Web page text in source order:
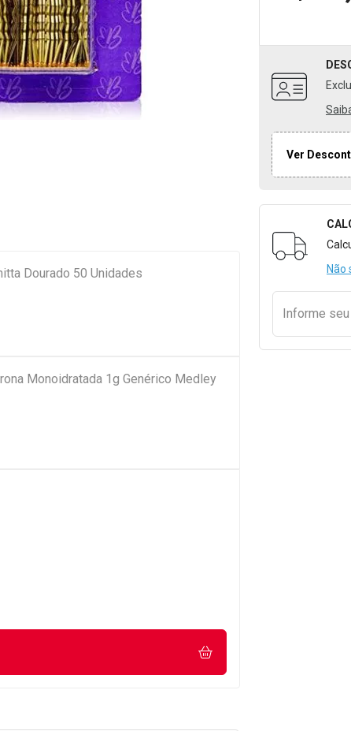
Ver
Não
Informe seu
Dourado 50 Unidades
Monoidratada 1g Genérico Medley